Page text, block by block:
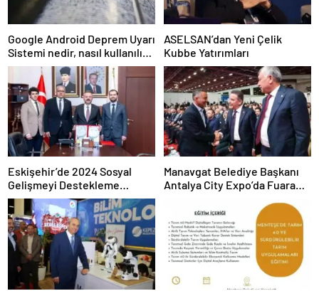
Google Android Deprem Uyarı
Sistemi nedir, nasıl kullanılır?
Android Deprem Uyarı
Sistemi Açma Adımları!
ASELSAN’dan Yeni Çelik
Kubbe Yatırımları
Eskişehir’de 2024 Sosyal
Gelişmeyi Destekleme
Programı Projeleri İmzalandı
Manavgat Belediye Başkanı
Antalya City Expo’da Fuara